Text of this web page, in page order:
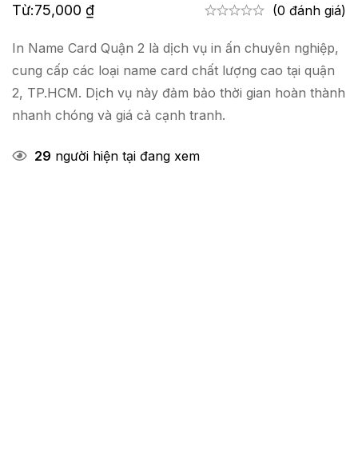
Từ:75,000 ₫ (0 đánh giá)
In Name Card Quận 2 là dịch vụ in ấn chuyên nghiệp,
cung cấp các loại name card chất lượng cao tại quận
2, TP.HCM. Dịch vụ này đảm bảo thời gian hoàn thành
nhanh chóng và giá cả cạnh tranh.
29 người hiện tại đang xem